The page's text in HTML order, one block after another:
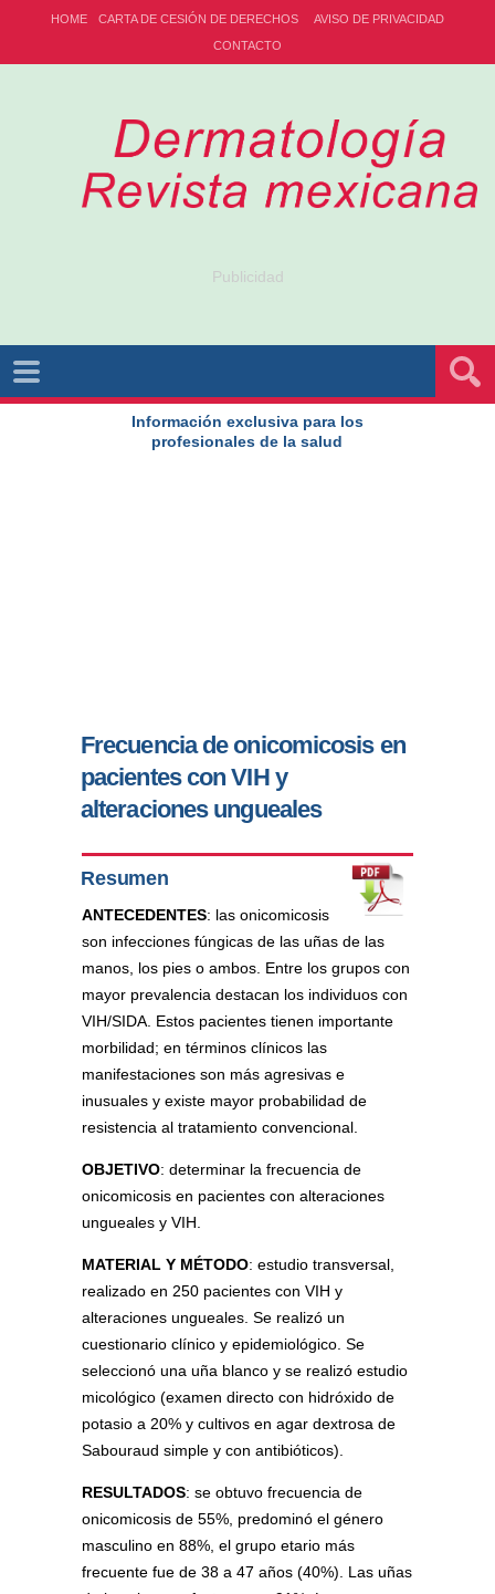
HOME CARTA DE CESIÓN DE DERECHOS
AVISO DE PRIVACIDAD
CONTACTO
Publicidad
Información exclusiva para los
profesionales de la salud
Frecuencia de onicomicosis en
pacientes con VIH y
alteraciones ungueales
Resumen
ANTECEDENTES: las onicomicosis
son infecciones fúngicas de las uñas de las
manos, los pies o ambos. Entre los grupos con
mayor prevalencia destacan los individuos con
VIH/SIDA. Estos pacientes tienen importante
morbilidad; en términos clínicos las
manifestaciones son más agresivas e
inusuales y existe mayor probabilidad de
resistencia al tratamiento convencional.
OBJETIVO: determinar la frecuencia de
onicomicosis en pacientes con alteraciones
ungueales y VIH.
MATERIAL Y MÉTODO: estudio transversal,
realizado en 250 pacientes con VIH y
alteraciones ungueales. Se realizó un
cuestionario clínico y epidemiológico. Se
seleccionó una uña blanco y se realizó estudio
micológico (examen directo con hidróxido de
potasio a 20% y cultivos en agar dextrosa de
Sabouraud simple y con antibióticos).
RESULTADOS: se obtuvo frecuencia de
onicomicosis de 55%, predominó el género
masculino en 88%, el grupo etario más
frecuente fue de 38 a 47 años (40%). Las uñas